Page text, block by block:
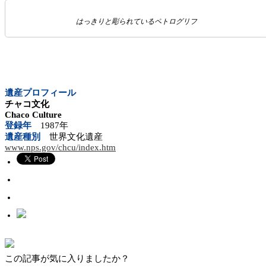
はっきりと彫られているペトログリフ
遺産プロフィール
チャコ文化
Chaco Culture
登録年 1987年
遺産種別
世界文化遺産
www.nps.gov/chcu/index.htm
この記事が気に入りましたか？